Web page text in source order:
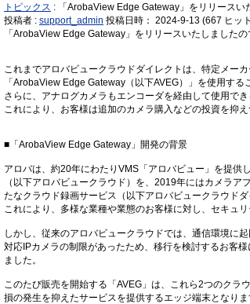
トピックス : 「ArobaView Edge Gateway」をリリースい
投稿者 : support_admin 投稿日時： 2024-9-13 (667 ヒット
「ArobaView Edge Gateway」をリリースいたしましたの
これまでアロバビュークラウドダイレクトは、特定メー
「ArobaView Edge Gateway（以下AVEG）」を使用す
さらに、アナログカメラもエンコーダを経由して使用でき
これにより、お客様は追加のカメラ購入などの投資を抑
■「ArobaView Edge Gateway」開発の背景
アロバは、約20年にわたりVMS「アロバビュー」を提供
（以下アロバビュークラウド）を、2019年にはカメラ
たなクラウド録画サービス（以下アロバビュークラウド
これにより、多様な業種や業態のお客様に対し、セキュ
しかし、従来のアロバビュークラウドでは、通信環境に
対応IPカメラの制限があったため、移行を検討するお客
ました。
このたび販売を開始する「AVEG」は、これら2つのクラ
損の発生を抑えたサービスを提供するエッジ端末となりま